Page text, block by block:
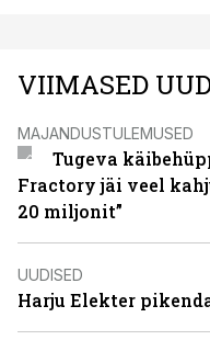
VIIMASED
MAJANDUSTULEMUSED
Tugeva
Fractory jäi veel
20 miljonit”
UUDISED
Harju Elekter